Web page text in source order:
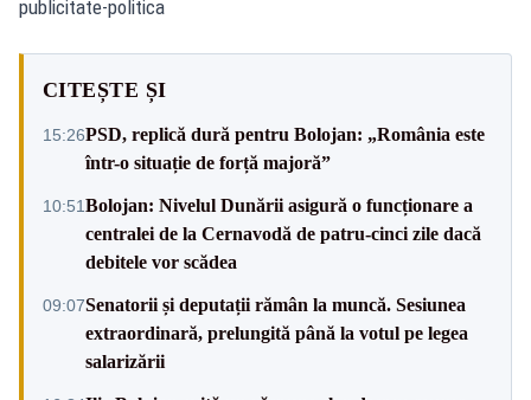
publicitate-politica
CITEȘTE ȘI
15:26PSD, replică dură pentru Bolojan: „România este
într-o situație de forță majoră”
10:51Bolojan: Nivelul Dunării asigură o funcționare a
centralei de la Cernavodă de patru-cinci zile dacă
debitele vor scădea
09:07Senatorii și deputații rămân la muncă. Sesiunea
extraordinară, prelungită până la votul pe legea
salarizării